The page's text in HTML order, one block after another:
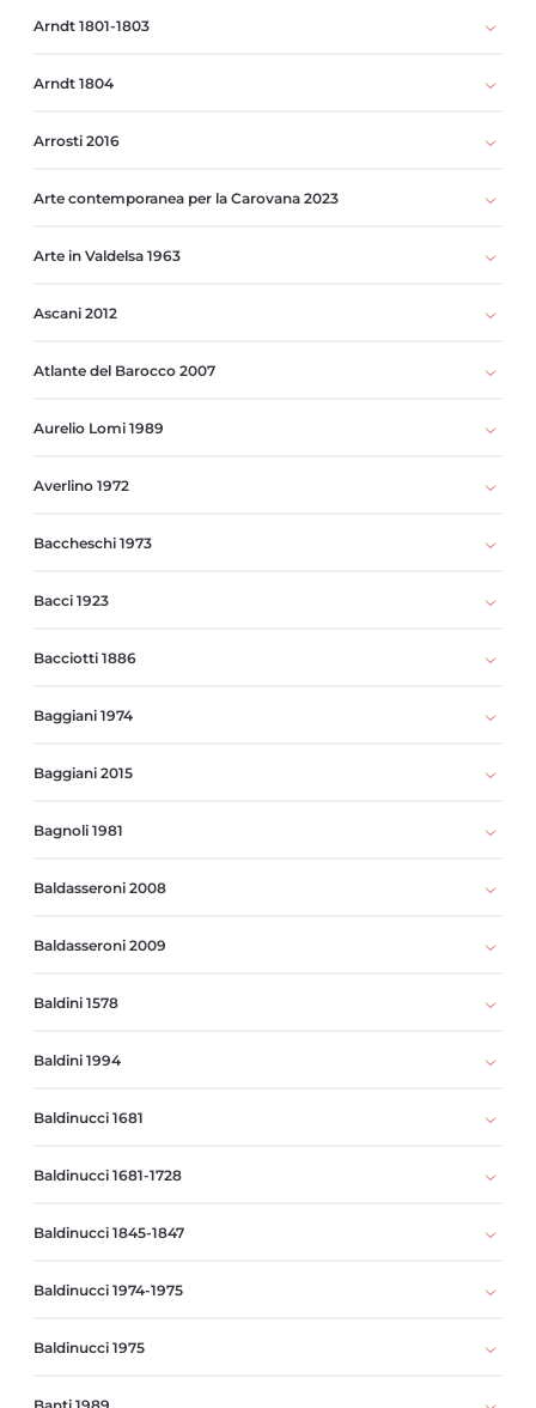
Arndt 1801-1803
Arndt 1804
Arrosti 2016
Arte contemporanea per la Carovana 2023
Arte in Valdelsa 1963
Ascani 2012
Atlante del Barocco 2007
Aurelio Lomi 1989
Averlino 1972
Baccheschi 1973
Bacci 1923
Bacciotti 1886
Baggiani 1974
Baggiani 2015
Bagnoli 1981
Baldasseroni 2008
Baldasseroni 2009
Baldini 1578
Baldini 1994
Baldinucci 1681
Baldinucci 1681-1728
Baldinucci 1845-1847
Baldinucci 1974-1975
Baldinucci 1975